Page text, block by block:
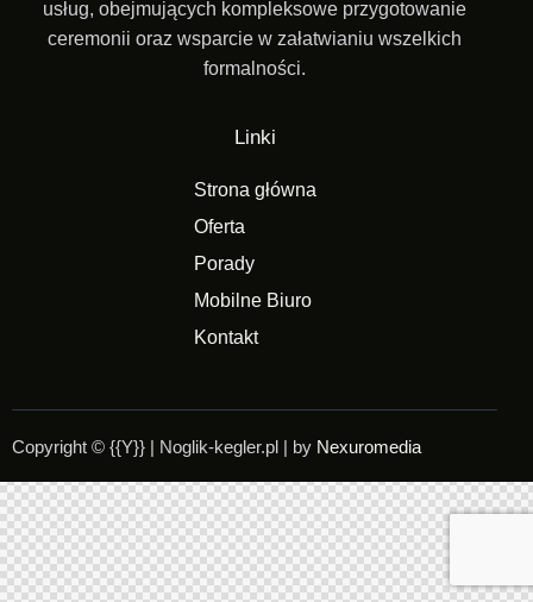
usług, obejmujących kompleksowe przygotowanie
ceremonii oraz wsparcie w załatwianiu wszelkich
formalności.
Linki
Strona główna
Oferta
Porady
Mobilne Biuro
Kontakt
Copyright © {{Y}} | Noglik-kegler.pl | by Nexuromedia